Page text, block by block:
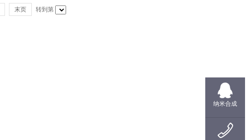
末页 转到第
纳米合成